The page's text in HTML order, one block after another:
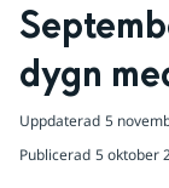
dygn
Uppdaterad 5
Publicerad 5 oktober